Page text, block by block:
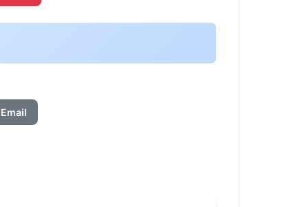
Email